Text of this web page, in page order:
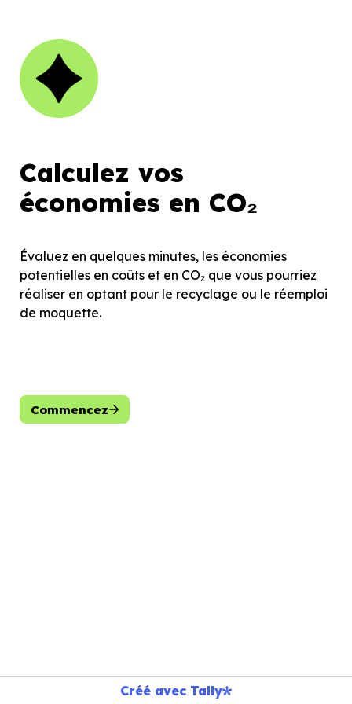
Calculez vos
économies en CO₂
Évaluez en quelques minutes, les économies
potentielles en coûts et en CO₂ que vous pourriez
réaliser en optant pour le recyclage ou le réemploi
de moquette.
Commencez
Créé avec Tally